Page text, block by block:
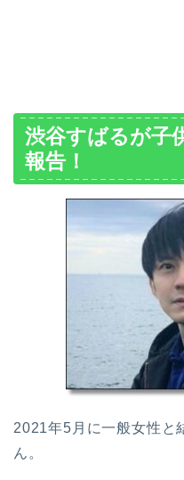
渋谷すばるが子
報告！
2021年5月に一般女性と
ん。